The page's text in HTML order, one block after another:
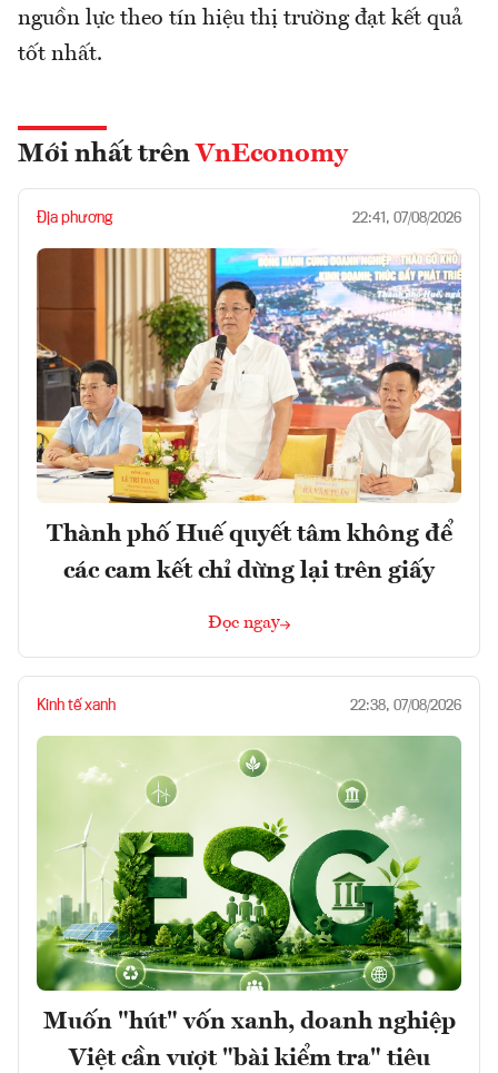
nguồn lực theo tín hiệu thị trường đạt kết quả
tốt nhất.
Mới nhất trên VnEconomy
Địa phương 22:41, 07/08/2026
Thành phố Huế quyết tâm không để
các cam kết chỉ dừng lại trên giấy
Đọc ngay
Kinh tế xanh 22:38, 07/08/2026
Muốn "hút" vốn xanh, doanh nghiệp
Việt cần vượt "bài kiểm tra" tiêu